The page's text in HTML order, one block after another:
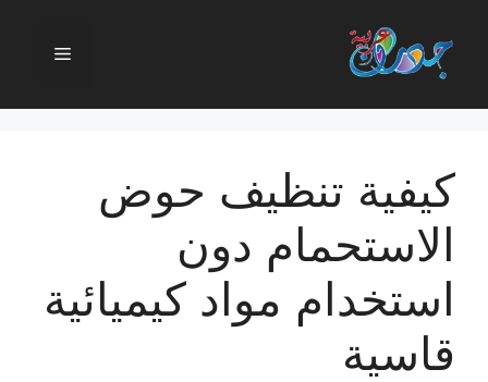
المحتوى
القائمة
كيفية تنظيف حوض
الاستحمام دون
استخدام مواد كيميائية
قاسية